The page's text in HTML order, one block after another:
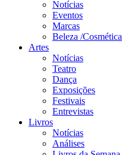
Notícias
Eventos
Marcas
Beleza /Cosmética
Artes
Notícias
Teatro
Dança
Exposições
Festivais
Entrevistas
Livros
Notícias
Análises